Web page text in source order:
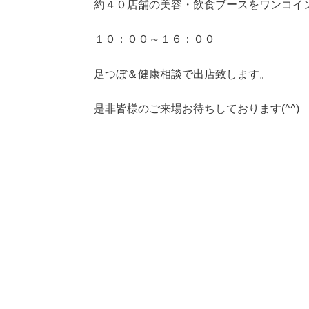
約４０店舗の美容・飲食ブースをワンコイ
１０：００～１６：００
足つぼ＆健康相談で出店致します。
是非皆様のご来場お待ちしております(^^)